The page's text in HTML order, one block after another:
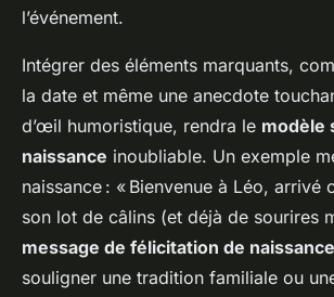
l’événement.
Intégrer des éléments marquants,
la date et même une anecdote
d’œil humoristique, rendra le modèle
naissance inoubliable. Un exemple
naissance : « Bienvenue à Léo, arrivé
son lot de câlins (et déjà de sourires
message de félicitation de naissance
souligner une tradition familiale ou